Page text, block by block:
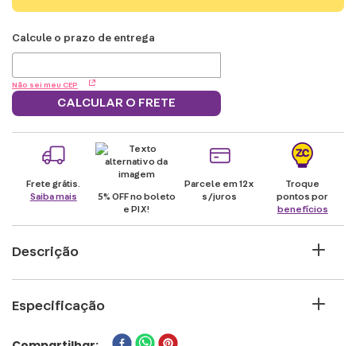
Não sei meu CEP
CALCULAR O FRETE
Frete grátis.
Saiba mais
5% OFF no boleto
e PIX!
Parcele em 12x
s/juros
Troque
pontos por
benefícios
Descrição
o passeio com o seu pet ele se perder de
você, o Petcode pode salva-lo, possui um
Especificação
MARCA